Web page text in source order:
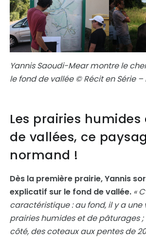
Yannis Saoudi-Mear montre le
le fond de vallée © Récit en Série –
Les prairies humides
de vallées, ce
normand !
Dès la première prairie, Yannis
explicatif sur le fond de vallée. «
caractéristique : au fond, il y a une
prairies humides et de pâturages
côté, des coteaux aux pentes de